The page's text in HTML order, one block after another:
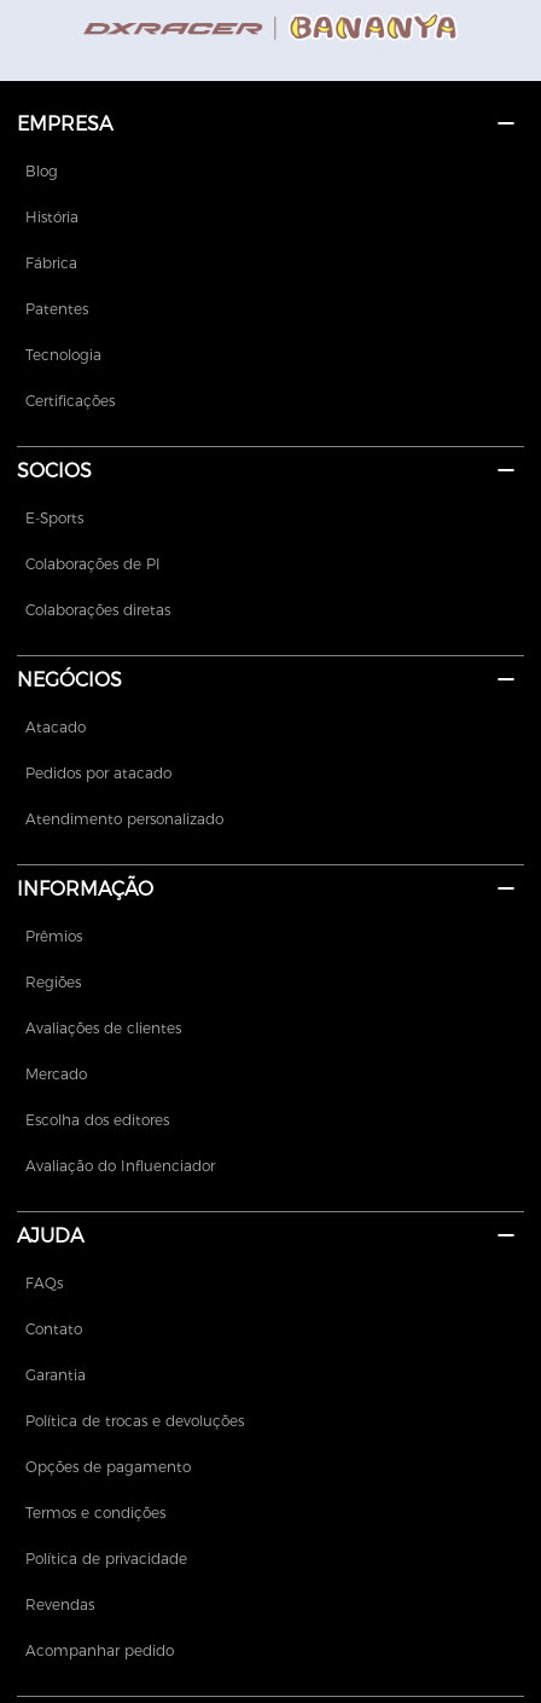
EMPRESA
Blog
História
Fábrica
Patentes
Tecnologia
Certificações
SOCIOS
E-Sports
Colaborações de PI
Colaborações diretas
NEGÓCIOS
Atacado
Pedidos por atacado
Atendimento personalizado
INFORMAÇÃO
Prêmios
Regiões
Avaliações de clientes
Mercado
Escolha dos editores
Avaliação do Influenciador
AJUDA
FAQs
Contato
Garantia
Política de trocas e devoluções
Opções de pagamento
Termos e condições
Política de privacidade
Revendas
Acompanhar pedido